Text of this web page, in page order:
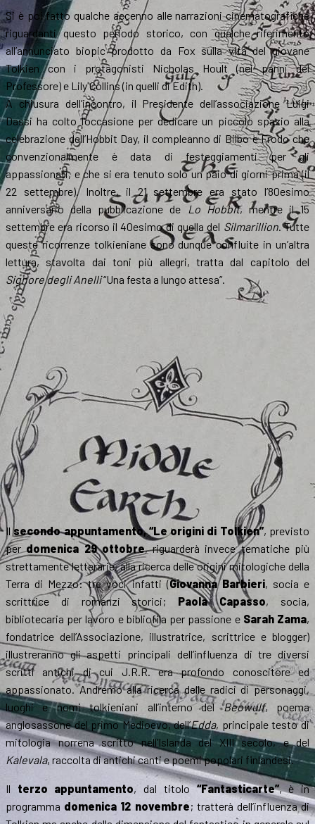
Si è poi fatto qualche accenno alle narrazioni cinematografiche
riguardanti questo periodo storico, con qualche riferimento
all’annunciato biopic prodotto da Fox sulla vita del giovane
Tolkien con i protagonisti Nicholas Hoult (nei panni del
Professore) e Lily Collins (in quelli di Edith).
A chiusura dell’incontro, il Presidente dell’associazione Luigi
Dassi ha colto l’occasione per dedicare un piccolo spazio alla
celebrazione dell’Hobbit Day, il compleanno di Bilbo e Frodo che
convenzionalmente è data di festeggiamenti per gli
appassionati, e che si era tenuto solo un paio di giorni prima (il
22 settembre). Inoltre, il 21 settembre era stato l’80esimo
anniversario della pubblicazione de
Lo Hobbit, mentre il 15
settembre era ricorso il 40esimo di quella del Silmarillion. Tutte
queste ricorrenze tolkieniane sono dunque confluite in un’altra
lettura, stavolta dai toni più allegri, tratta dal capitolo del
Signore degli Anelli“Una festa a lungo attesa”.
Ilsecondo appuntamento, “Le origini di Tolkien”, previsto
perdomenica 29 ottobre, riguarderà invece tematiche più
strettamente letterarie, alla ricerca delle origini mitologiche della
Terra di Mezzo: tre voci infatti (Giovanna Barbieri, socia e
scrittrice di romanzi storici; Paola Capasso, socia,
bibliotecaria per lavoro e bibliofila per passione e Sarah Zama,
fondatrice dell’Associazione, illustratrice, scrittrice e blogger)
illustreranno gli aspetti principali dell’influenza di tre diversi
scritti antichi di cui J.R.R. era profondo conoscitore ed
appassionato. Andremo alla ricerca delle radici di personaggi,
luoghi e nomi tolkieniani all’interno delBeowulf, poema
anglosassone del primo Medioevo, dell’Edda, principale testo di
mitologia norrena scritto nell’Islanda del XIII secolo, e del
Kalevala, raccolta di antichi canti e poemi popolari finlandesi.
Il terzo appuntamento, dal titolo“Fantasticarte”, è in
programma domenica 12 novembre; tratterà dell’influenza di